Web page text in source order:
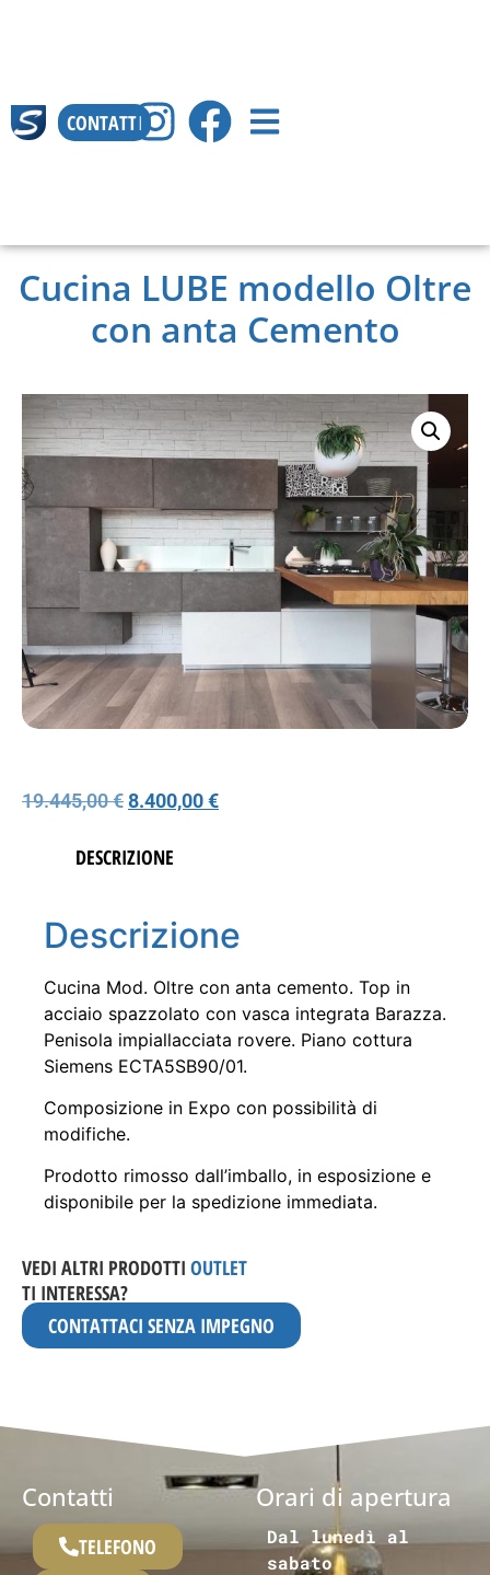
CONTATTI
Cucina LUBE modello Oltre
con anta Cemento
19.445,00€8.400,00€
DESCRIZIONE
Descrizione
Cucina Mod. Oltre con anta cemento. Top in
acciaio spazzolato con vasca integrata Barazza.
Penisola impiallacciata rovere. Piano cottura
Siemens ECTA5SB90/01.
Composizione in Expo con possibilità di
modifiche.
Prodotto rimosso dall’imballo, in esposizione e
disponibile per la spedizione immediata.
VEDI ALTRI PRODOTTI OUTLET
TI INTERESSA?
CONTATTACI SENZA IMPEGNO
Contatti
TELEFONO
Orari di apertura
Dal lunedì al
sabato